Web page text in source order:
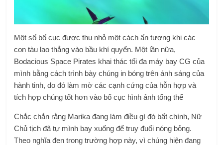
Một số bố cục được thu nhỏ một cách ấn tượng khi các
con tàu lao thẳng vào bầu khí quyển. Một lần nữa,
Bodacious Space Pirates khai thác tối đa máy bay CG của
mình bằng cách trình bày chúng in bóng trên ánh sáng của
hành tinh, do đó làm mờ các cạnh cứng của hỗn hợp và
tích hợp chúng tốt hơn vào bố cục hình ảnh tổng thể
Chắc chắn rằng Marika đang làm điều gì đó bất chính, Nữ
Chủ tịch đã tự mình bay xuống để truy đuổi nóng bỏng.
Theo nghĩa đen trong trường hợp này, vì chúng hiện đang